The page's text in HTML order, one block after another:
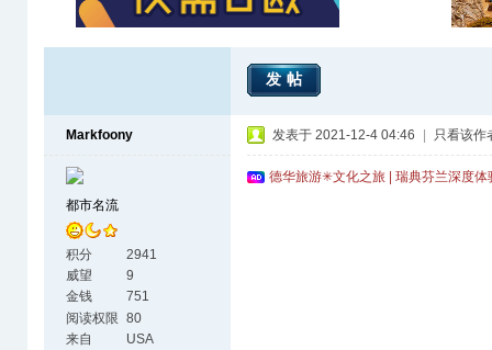
发帖
Markfoony
都市名流
积分
2941
威望
9
金钱
751
阅读权限 80
来自
USA
发表于 2021-12-4 04:46 只看该作
德华旅游✳文化之旅 | 瑞典芬兰深度